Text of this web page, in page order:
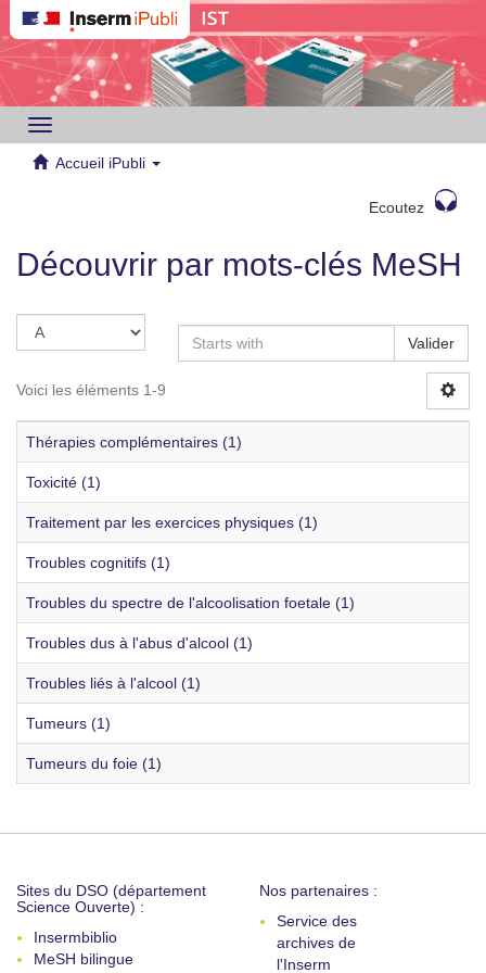
Toggle
navigation
Accueil iPubli
Ecoutez
Découvrir par mots-clés MeSH
Valider
Voici les éléments 1-9
Thérapies complémentaires (1)
Toxicité (1)
Traitement par les exercices physiques (1)
Troubles cognitifs (1)
Troubles du spectre de l'alcoolisation foetale (1)
Troubles dus à l'abus d'alcool (1)
Troubles liés à l'alcool (1)
Tumeurs (1)
Tumeurs du foie (1)
Sites du DSO (département
Science Ouverte) :
Insermbiblio
MeSH bilingue
Nos partenaires :
Service des
archives de
l'Inserm